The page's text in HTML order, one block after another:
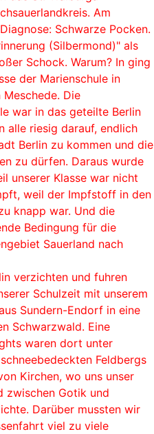
Am
Schwarze Pocken.
(Silbermond)" als
Schock. Warum? In ging
der Marienschule in
Die
war in das geteilte Berlin
alle riesig darauf, endlich
Berlin zu kommen und die
zu dürfen. Daraus wurde
unserer Klasse war nicht
weil der Impfstoff in den
knapp war. Und die
Bedingung für die
Sauerland nach
verzichten und fuhren
Schulzeit mit unserem
Sundern-Endorf in eine
Schwarzwald. Eine
waren dort unter
Feldbergs
Kirchen, wo uns unser
zwischen Gotik und
Darüber mussten wir
viel zu viele